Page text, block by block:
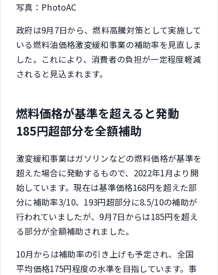
写真：PhotoAC
政府は9月7日から、燃料高騰対策として実施して
いる燃料油価格激変緩和事業の補助率を見直しま
した。これにより、消費者の負担が一定程度軽減
されると見込まれます。
燃料価格が基準を超えると発動
185円超部分を全額補助
激変緩和事業はガソリンなどの燃料価格が基準を
超えた場合に発動するもので、2022年1月より開
始しています。現在は基準価格168円を超えた部
分に補助率3/10、193円超部分に8.5/10の補助が
行われていましたが、9月7日からは185円を超え
る部分が全額補助されました。
10月からは補助率の引き上げも予定され、全国
平均価格175円程度の水準を目指しています。事